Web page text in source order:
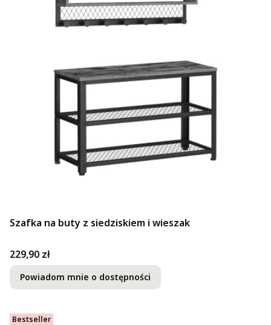
Szafka na buty z siedziskiem i wieszak
Cena
229,90 zł
Powiadom mnie o dostępności
Bestseller